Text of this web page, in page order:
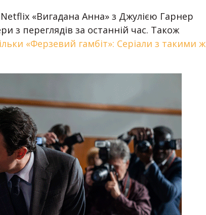
Netflix «Вигадана Анна» з Джулією Гарнер
з переглядів за останній час. Також
«Ферзевий гамбіт»: Серіали з такими ж